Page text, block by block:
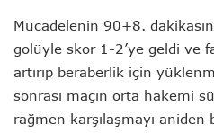
Mücadelenin 90+8.
golüyle skor 1-2’ye geldi ve
artırıp beraberlik için
sonrası maçın orta hakemi
rağmen karşılaşmayı aniden